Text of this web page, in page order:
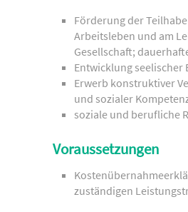
Förderung der
Arbeitsleben und am
Gesellschaft;
Entwicklung
Erwerb konstruktiver
und sozialer
soziale und berufliche
Voraussetzungen
zuständigen